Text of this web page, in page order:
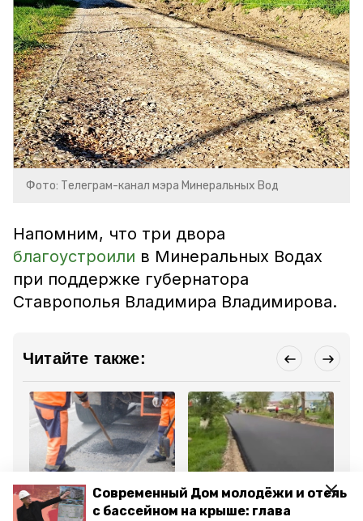
Современный Дом молодёжи и отель
с бассейном на крыше: глава
Фото: Телеграм-канал мэра Минеральных Вод
Напомним, что три двора
благоустроили в Минеральных Водах
при поддержке губернатора
Ставрополья Владимира Владимирова.
Читайте также:
28 июня 2025, 09:33
Ремонт трёх дорог
9 мая 2025, 09:43
Капитальный ремонт